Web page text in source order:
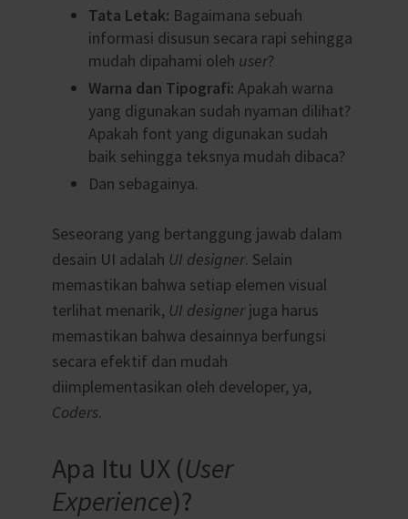
Tata Letak: Bagaimana sebuah
informasi disusun secara rapi sehingga
mudah dipahami oleh user?
Warna dan Tipografi: Apakah warna
yang digunakan sudah nyaman dilihat?
Apakah font yang digunakan sudah
baik sehingga teksnya mudah dibaca?
Dan sebagainya.
Seseorang yang bertanggung jawab dalam
desain UI adalah UI designer. Selain
memastikan bahwa setiap elemen visual
terlihat menarik, UI designerjuga harus
memastikan bahwa desainnya berfungsi
secara efektif dan mudah
diimplementasikan oleh developer, ya,
Coders.
Apa Itu UX (User
Experience)?